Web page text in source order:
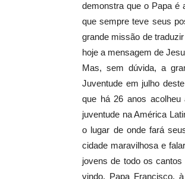
demonstra que o Papa é
que sempre teve seus
grande missão de
hoje a mensagem de
Mas, sem dúvida, a
Juventude em julho
que há 26 anos acolheu
juventude na América
o lugar de onde fará
cidade maravilhosa e
jovens de todo os
vindo, Papa Francisco,